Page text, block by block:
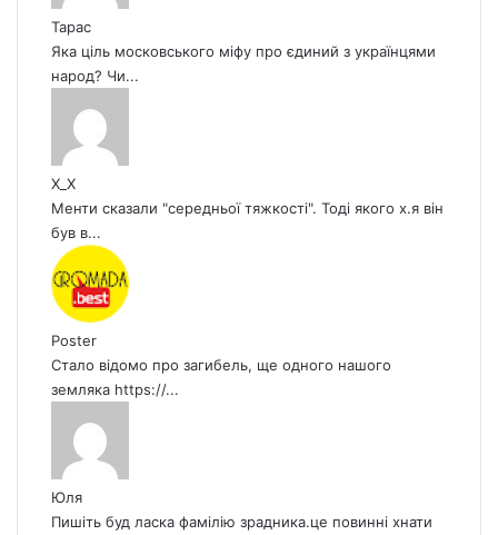
с
т
о
р
а
с
т
о
р
а
Тарас
Яка ціль московського міфу про єдиний з українцями
народ? Чи...
X_X
Менти сказали "середньої тяжкості". Тоді якого х.я він
був в...
Poster
Стало відомо про загибель, ще одного нашого
земляка https://...
Юля
Пишіть буд ласка фамілію зрадника.це повинні хнати